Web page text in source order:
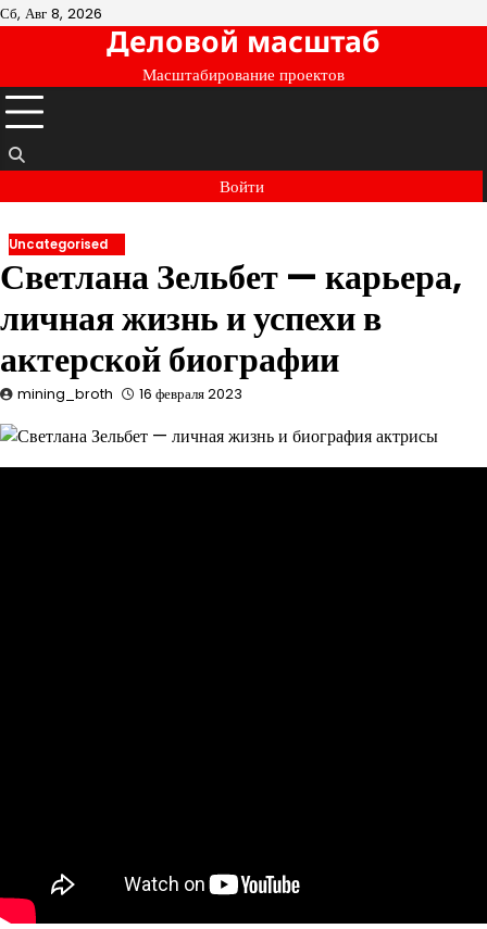
Перейти
Сб, Авг 8, 2026
Деловой масштаб
Масштабирование проектов
Войти
Uncategorised
Светлана Зельбет — карьера,
личная жизнь и успехи в
актерской биографии
mining_broth 16 февраля 2023